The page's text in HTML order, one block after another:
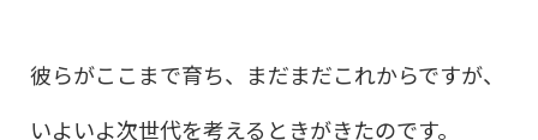
彼らがここまで育ち、まだまだこれからですが、
いよいよ次世代を考えるときがきたのです。